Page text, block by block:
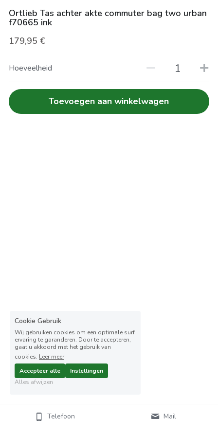
FIETS VERZEKEREN
HERSTELLINGEN
Zoeken
Ortlieb Tas achter akte commuter bag two urban
f70665 ink
179,95 €
Hoeveelheid
Toevoegen aan winkelwagen
Telefoon Mail
Cookie Gebruik
Wij gebruiken cookies om een optimale surf
ervaring te garanderen. Door te accepteren,
gaat u akkoord met het gebruik van
cookies. Leer meer
Accepteer alle
Instellingen
Alles afwijzen